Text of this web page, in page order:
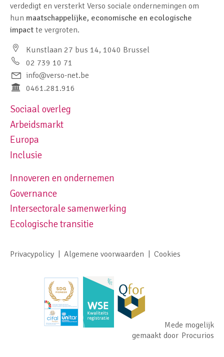
verdedigt en versterkt Verso sociale ondernemingen om
hun maatschappelijke, economische en ecologische
impact te vergroten.
Kunstlaan 27 bus 14, 1040 Brussel
02 739 10 71
info@verso-net.be
0461.281.916
Footer navigation left
Sociaal overleg
Arbeidsmarkt
Europa
Inclusie
Footer navigation right
Innoveren en ondernemen
Governance
Intersectorale samenwerking
Ecologische transitie
Footer meta navigation
Privacypolicy Algemene voorwaarden Cookies
Mede mogelijk
gemaakt door Procurios